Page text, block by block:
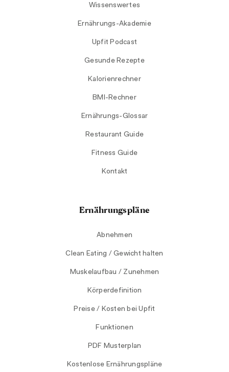
Wissenswertes
Ernährungs-Akademie
Upfit Podcast
Gesunde Rezepte
Kalorienrechner
BMI-Rechner
Ernährungs-Glossar
Restaurant Guide
Fitness Guide
Kontakt
Ernährungspläne
Abnehmen
Clean Eating / Gewicht halten
Muskelaufbau / Zunehmen
Körperdefinition
Preise / Kosten bei Upfit
Funktionen
PDF Musterplan
Kostenlose Ernährungspläne